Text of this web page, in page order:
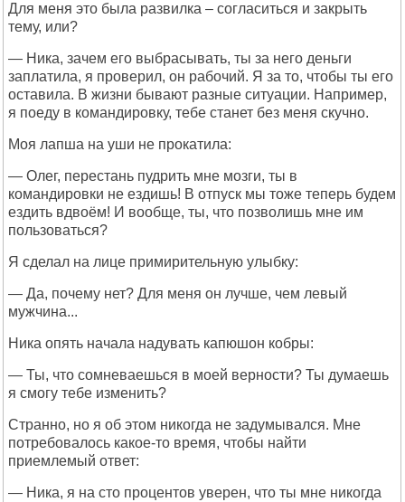
Для меня это была развилка – согласиться и закрыть
тему, или?
— Ника, зачем его выбрасывать, ты за него деньги
заплатила, я проверил, он рабочий. Я за то, чтобы ты его
оставила. В жизни бывают разные ситуации. Например,
я поеду в командировку, тебе станет без меня скучно.
Моя лапша на уши не прокатила:
— Олег, перестань пудрить мне мозги, ты в
командировки не ездишь! В отпуск мы тоже теперь будем
ездить вдвоём! И вообще, ты, что позволишь мне им
пользоваться?
Я сделал на лице примирительную улыбку:
— Да, почему нет? Для меня он лучше, чем левый
мужчина...
Ника опять начала надувать капюшон кобры:
— Ты, что сомневаешься в моей верности? Ты думаешь
я смогу тебе изменить?
Странно, но я об этом никогда не задумывался. Мне
потребовалось какое-то время, чтобы найти
приемлемый ответ:
— Ника, я на сто процентов уверен, что ты мне никогда